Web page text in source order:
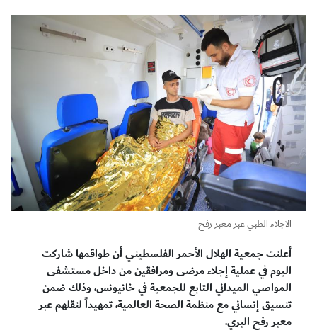
الاجلاء الطبي عبر معبر رفح
أعلنت جمعية الهلال الأحمر الفلسطيني أن طواقمها شاركت
اليوم في عملية إجلاء مرضى ومرافقين من داخل مستشفى
المواصي الميداني التابع للجمعية في خانيونس، وذلك ضمن
تنسيق إنساني مع منظمة الصحة العالمية، تمهيداً لنقلهم عبر
معبر رفح البري.